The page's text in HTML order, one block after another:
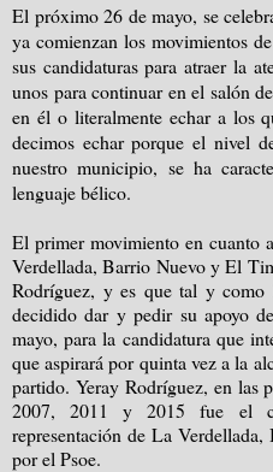
El próximo 26 de mayo, se
ya comienzan los movimientos
sus candidaturas para atraer la
unos para continuar en el salón
en él o literalmente echar a los
decimos echar porque el nivel
nuestro municipio, se ha
lenguaje bélico.
El primer movimiento en cuanto
Verdellada, Barrio Nuevo y El
Rodríguez, y es que tal y
decidido dar y pedir su apoyo
mayo, para la candidatura que
que aspirará por quinta vez a la
partido. Yeray Rodríguez, en las
2007, 2011 y 2015 fue el
representación de La
por el Psoe.